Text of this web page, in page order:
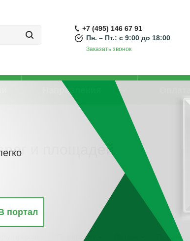
+7 (495) 146 67 91
Пн. – Пт.: с 9:00 до 18:00
Заказать звонок
Направления
и площадей
По алфавиту По наличию
портал